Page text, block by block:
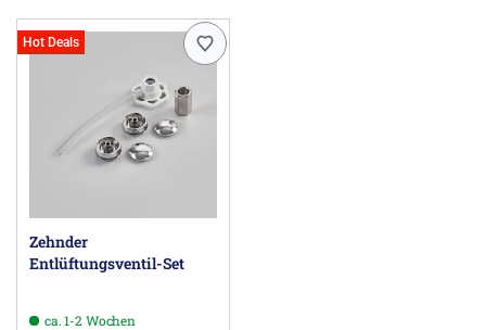
Hot Deals
Zehnder
Entlüftungsventil-Set
ca. 1-2 Wochen